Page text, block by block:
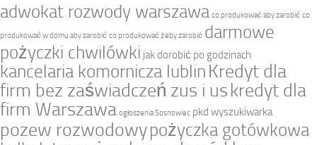
adwokat rozwody warszawa co produkować aby zarobić co
produkować w domu aby zarobić co produkować żeby zarobić darmowe
pożyczki chwilówki jak dorobić po godzinach
kancelaria komornicza lublin Kredyt dla
firm bez zaświadczeń zus i uskredyt dla
firm Warszawa ogłoszenia Sosnowiec pkd wyszukiwarka
pozew rozwodowypożyczka gotówkowa